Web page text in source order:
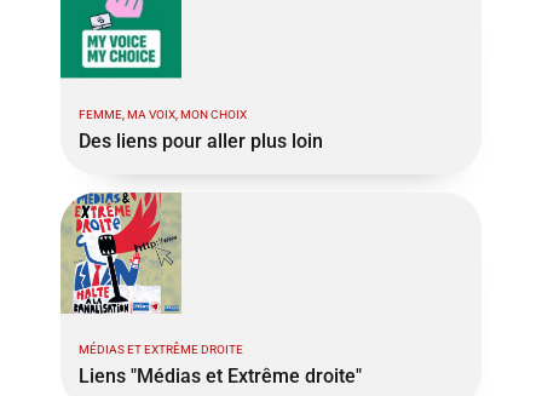
FEMME, MA VOIX, MON CHOIX
Des liens pour aller plus loin
MÉDIAS ET EXTRÊME DROITE
Liens "Médias et Extrême droite"